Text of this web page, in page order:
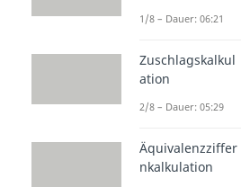
1/8 – Dauer: 06:21
Zuschlagskalkul
ation
2/8 – Dauer: 05:29
Äquivalenzziffer
nkalkulation